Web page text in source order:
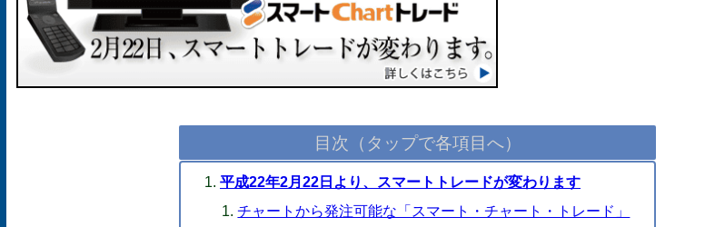
目次（タップで各項目へ）
平成22年2月22日より、スマートトレードが変わります
チャートから発注可能な「スマート・チャート・トレード」